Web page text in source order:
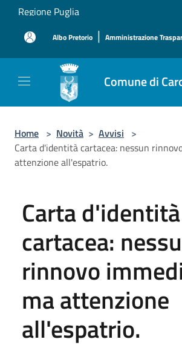
Salta al contenuto principale
Regione Puglia
Albo Pretorio | Amministrazione
Comune di
Home > Novità > Avvisi >
Carta d'identità cartacea: nessun
attenzione all'espatrio.
Carta d'identità
cartacea:
rinnovo
ma attenzione
all'espatrio.